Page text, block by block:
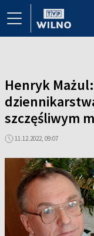
Henryk
szczęśliwym
11.12.2022, 09:07